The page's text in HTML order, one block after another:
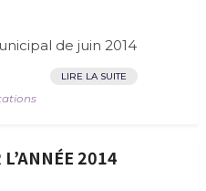
de juin 2014
LIRE LA SUITE
2014